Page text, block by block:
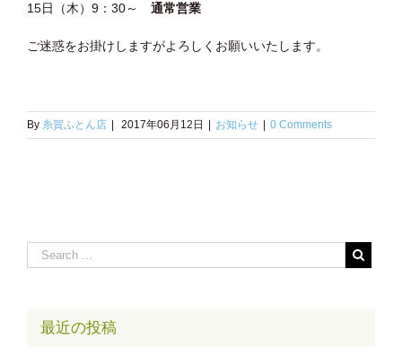
15日（木）9：30～ 通常営業
ご迷惑をお掛けしますがよろしくお願いいたします。
By 糸賀ふとん店 2017年06月12日 お知らせ 0 Comments
最近の投稿